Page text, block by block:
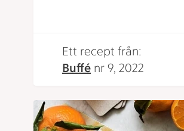
Ett recept från:
Buffé nr 9, 2022